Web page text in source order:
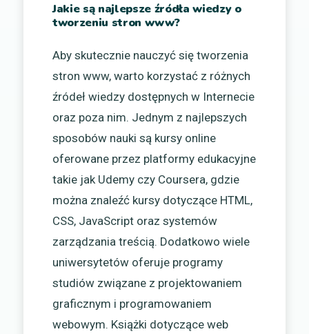
Jakie są najlepsze źródła wiedzy o
tworzeniu stron www?
Aby skutecznie nauczyć się tworzenia
stron www, warto korzystać z różnych
źródeł wiedzy dostępnych w Internecie
oraz poza nim. Jednym z najlepszych
sposobów nauki są kursy online
oferowane przez platformy edukacyjne
takie jak Udemy czy Coursera, gdzie
można znaleźć kursy dotyczące HTML,
CSS, JavaScript oraz systemów
zarządzania treścią. Dodatkowo wiele
uniwersytetów oferuje programy
studiów związane z projektowaniem
graficznym i programowaniem
webowym. Książki dotyczące web